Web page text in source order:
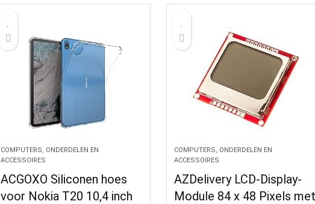
COMPUTERS, ONDERDELEN EN
ACCESSOIRES
ACGOXO Siliconen hoes
voor Nokia T20 10,4 inch
COMPUTERS, ONDERDELEN EN
ACCESSOIRES
AZDelivery LCD-Display-
Module 84 x 48 Pixels